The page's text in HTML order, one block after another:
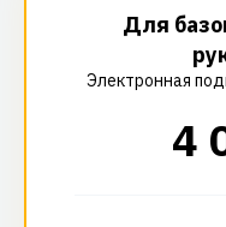
Для
Электронная
4